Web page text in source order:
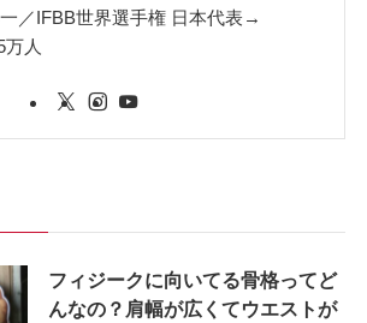
／IFBB世界選手権 日本代表→
万人
フィジークに向いてる骨格ってど
んなの？肩幅が広くてウエストが